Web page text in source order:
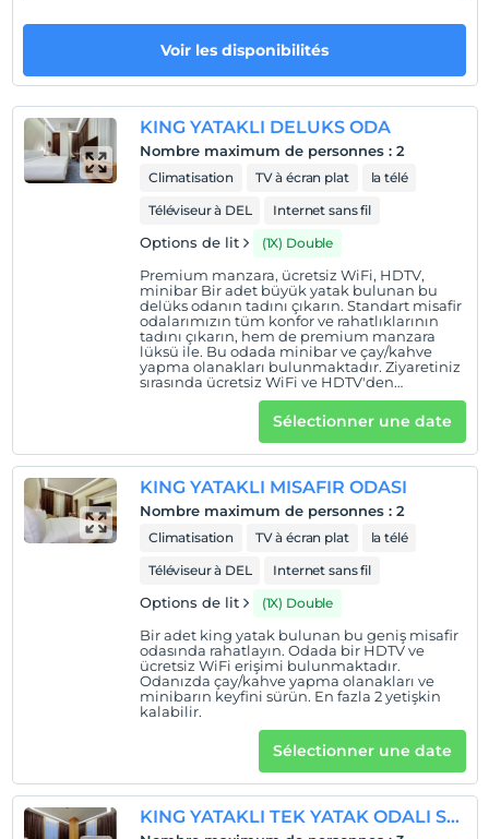
pour organiser la restauration, la décoration et
l'assistance pendant les événements.
Emplacement
Aéroports Adana 5 kilomètres, Aéroports Gaziantep 222
kilomètres.
carte
Politiques de l'hôtel
enregistrement
Avant 12:00
animaux
Animaux acceptés
chambres non fumeur
Les bébés de moins de 2 ne sont pas facturés
1 enfant(s) jusqu'à l'âge de 6 ans par chambre n'est/ne
sont pas facturé(s)
Voir les disponibilités
KING YATAKLI DELUKS ODA
Nombre maximum de personnes : 2
Climatisation TV à écran plat
la télé
Téléviseur à DEL
Internet sans fil
Options de lit (1X) Double
Premium manzara, ücretsiz WiFi, HDTV,
minibar Bir adet büyük yatak bulunan bu
delüks odanın tadını çıkarın. Standart misafir
odalarımızın tüm konfor ve rahatlıklarının
tadını çıkarın, hem de premium manzara
lüksü ile. Bu odada minibar ve çay/kahve
yapma olanakları bulunmaktadır. Ziyaretiniz
sırasında ücretsiz WiFi ve HDTV'den
yararlanın. En fazla 2 misafir konaklayabilir.
Sélectionner une date
KING YATAKLI MISAFIR ODASI
Nombre maximum de personnes : 2
Climatisation TV à écran plat
la télé
Téléviseur à DEL
Internet sans fil
Options de lit (1X) Double
Bir adet king yatak bulunan bu geniş misafir
odasında rahatlayın. Odada bir HDTV ve
ücretsiz WiFi erişimi bulunmaktadır.
Odanızda çay/kahve yapma olanakları ve
minibarın keyfini sürün. En fazla 2 yetişkin
kalabilir.
Sélectionner une date
KING YATAKLI TEK YATAK ODALI SUIT